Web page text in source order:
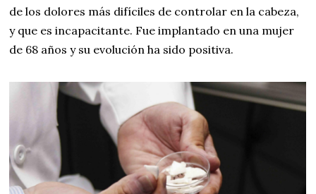
de los dolores más difíciles de controlar en la cabeza,
y que es incapacitante. Fue implantado en una mujer
de 68 años y su evolución ha sido positiva.